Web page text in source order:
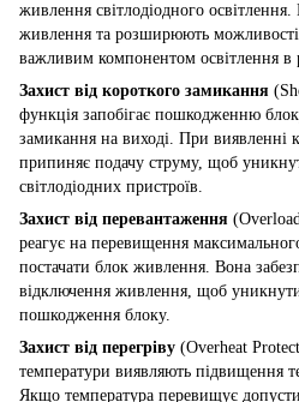
живлення світлодіодного
живлення та розширюють можливості
важливим компонентом освітлення в
Захист від короткого замикання
функція запобігає пошкодженню
замикання на виході. При виявленні
припиняє подачу струму, щоб
світлодіодних пристроїв.
Захист від перевантаження
реагує на перевищення
постачати блок живлення. Вона
відключення живлення, щоб
пошкодження блоку.
Захист від перегріву (Overheat
температури виявляють підвищення
Якщо температура перевищує